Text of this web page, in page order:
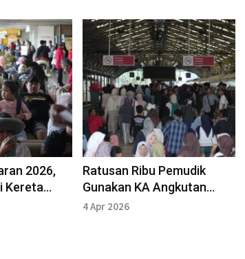
2026,
Kereta
Ratusan Ribu Pemudik
Gunakan KA Angkutan
Lebaran 2026
4 Apr 2026